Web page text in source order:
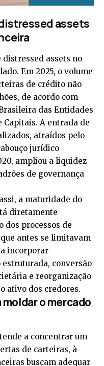
assets
distressed assets no
Em 2025, o volume
de crédito não
de acordo com
das Entidades
Capitais. A entrada de
atraídos pelo
jurídico
ampliou a liquidez
de governança
a maturidade do
diretamente
dos processos de
antes se limitavam
incorporar
conversão
e reorganização
ativo dos credores.
o mercado
a concentrar um
de carteiras, à
buscam adequar